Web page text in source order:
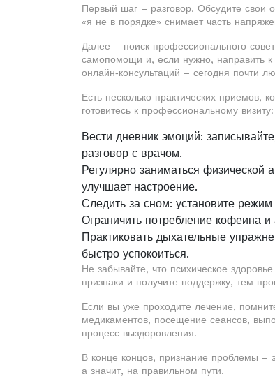
Первый шаг – разговор. Обсудите свои
«я не в порядке» снимает часть
Далее – поиск профессионального
самопомощи и, если нужно, направить к
онлайн‑консультаций – сегодня почти
Есть несколько практических приемов,
готовитесь к профессиональному визиту:
Вести дневник эмоций:
разговор с врачом.
Регулярно заниматься физической
улучшает настроение.
Следить за сном: установите
Ограничить потребление кофеина и
Практиковать дыхательные
быстро успокоиться.
Не забывайте, что психическое
признаки и получите поддержку, тем
Если вы уже проходите лечение,
медикаментов, посещение сеансов,
процесс выздоровления.
В конце концов, признание проблемы –
а значит, на правильном пути.